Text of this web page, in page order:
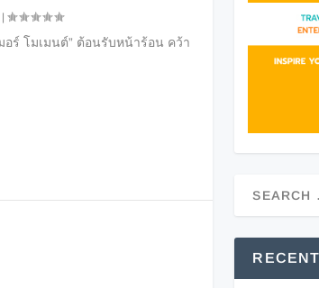
ร์ โมเมนต์” ต้อนรับหน้าร้อน คว้า